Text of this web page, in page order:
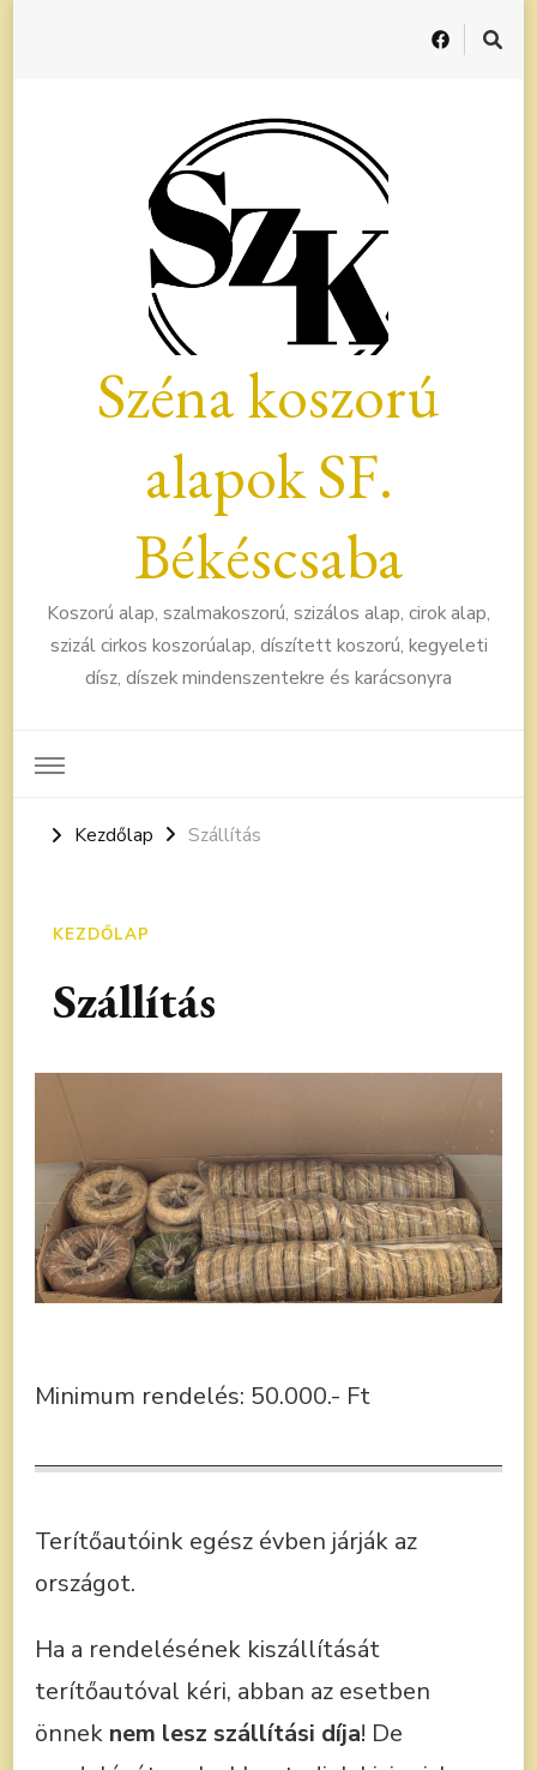
Széna koszorú
alapok SF.
Békéscsaba
Koszorú alap, szalmakoszorú, szizálos alap, cirok alap,
szizál cirkos koszorúalap, díszített koszorú, kegyeleti
dísz, díszek mindenszentekre és karácsonyra
Kezdőlap Szállítás
KEZDŐLAP
Szállítás
Minimum rendelés: 50.000.- Ft
Terítőautóink egész évben járják az
országot.
Ha a rendelésének kiszállítását
terítőautóval kéri, abban az esetben
önnek nem lesz szállítási díja! De